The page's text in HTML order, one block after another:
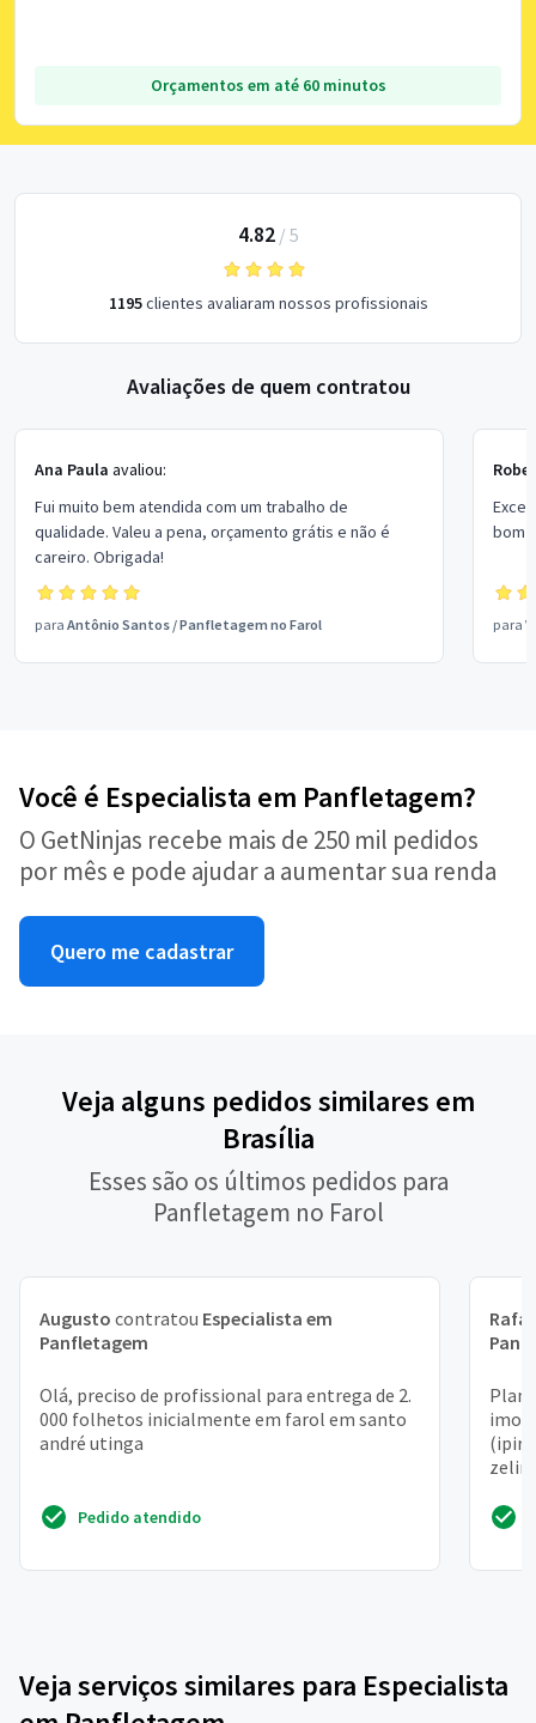
Orçamentos em até 60 minutos
4.82/ 5
1195clientes avaliaram nossos profissionais
Avaliações de quem contratou
Ana Paula avaliou:
Fui muito bem atendida com um trabalho de
qualidade. Valeu a pena, orçamento grátis e não é
careiro. Obrigada!
para Antônio Santos /Panfletagem no Farol
bom
para
Você é Especialista em Panfletagem?
O GetNinjas recebe mais de 250 mil pedidos
por mês e pode ajudar a aumentar sua renda
Quero me cadastrar
Veja alguns pedidos similares em
Brasília
Esses são os últimos pedidos para
Panfletagem no Farol
Augusto contratou Especialista em
Panfletagem
Olá, preciso de profissional para entrega de 2.
000 folhetos inicialmente em farol em santo
andré utinga
Pedido atendido
Veja serviços similares para Especialista